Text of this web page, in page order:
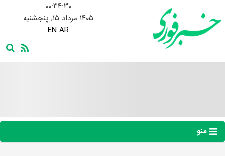
۰۰:۳۴:۳۲
۱۴۰۵ مرداد ۱۵, پنجشنبه
EN AR
منو